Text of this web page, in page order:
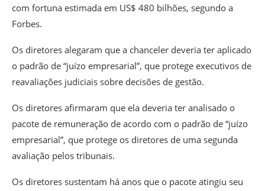
com fortuna estimada em US$ 480 bilhões, segundo a
Forbes.
Os diretores alegaram que a chanceler deveria ter aplicado
o padrão de “juízo empresarial”, que protege executivos de
reavaliações judiciais sobre decisões de gestão.
Os diretores afirmaram que ela deveria ter analisado o
pacote de remuneração de acordo com o padrão de “juízo
empresarial”, que protege os diretores de uma segunda
avaliação pelos tribunais.
Os diretores sustentam há anos que o pacote atingiu seu